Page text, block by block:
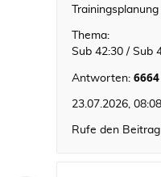
Thema:
Sub 42:30 / Sub
Antworten: 6664
23.07.2026, 08:08
Rufe den